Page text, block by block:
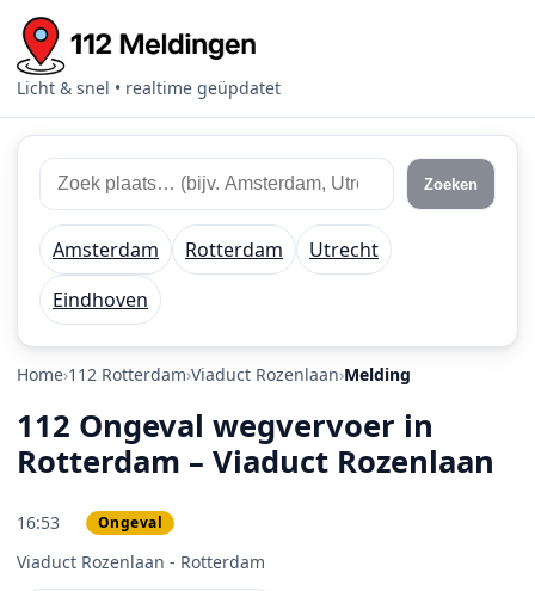
Licht & snel • realtime geüpdatet
Zoek 112 meldingen
Zoek plaats of regio Zoeken
Amsterdam Rotterdam
Utrecht
Eindhoven
Home 112 Rotterdam Viaduct Rozenlaan Melding
112 Ongeval wegvervoer in
Rotterdam – Viaduct Rozenlaan
16:53 Ongeval
Viaduct Rozenlaan - Rotterdam